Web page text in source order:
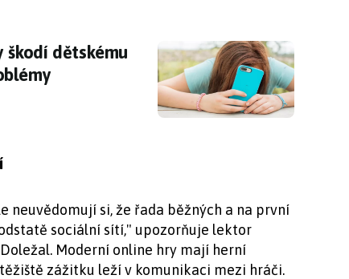
škodí dětskému srdci, varují vědci. Ani
škodí dětskému
neuvědomují si, že řada běžných a na první
sociální sítí," upozorňuje lektor
Moderní online hry mají herní
zážitku leží v komunikaci mezi hráči.